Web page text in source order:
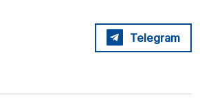
Telegram